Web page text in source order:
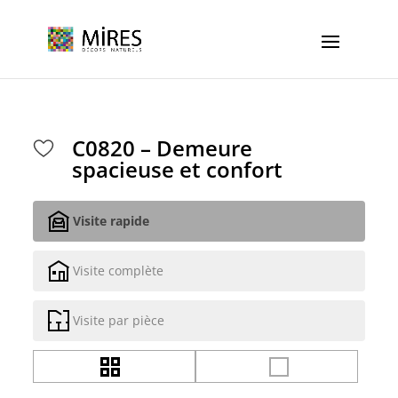
C0820 – Demeure
spacieuse et confort
Visite rapide
Visite complète
Visite par pièce